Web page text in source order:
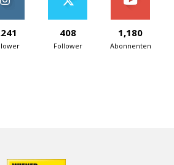
408
Follower
1,180
Abonnenten